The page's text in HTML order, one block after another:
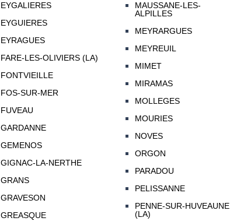
EYGALIERES
EYGUIERES
EYRAGUES
FARE-LES-OLIVIERS (LA)
FONTVIEILLE
FOS-SUR-MER
FUVEAU
GARDANNE
GEMENOS
GIGNAC-LA-NERTHE
GRANS
GRAVESON
GREASQUE
MAUSSANE-LES-
ALPILLES
MEYRARGUES
MEYREUIL
MIMET
MIRAMAS
MOLLEGES
MOURIES
NOVES
ORGON
PARADOU
PELISSANNE
PENNE-SUR-HUVEAUNE
(LA)